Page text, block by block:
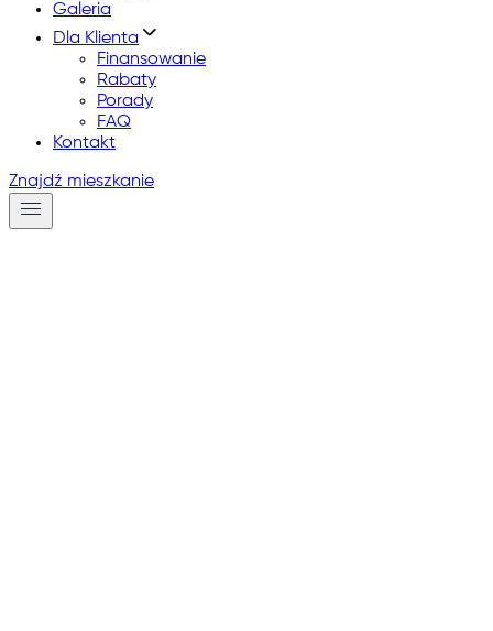
Galeria
Dla Klienta
Finansowanie
Rabaty
Porady
FAQ
Kontakt
Znajdź mieszkanie